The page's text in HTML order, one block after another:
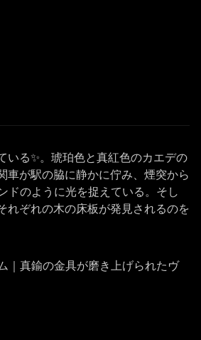
る✨。琥珀色と真紅色のカエデの
車が駅の脇に静かに佇み、煙突から
ドのように光を捉えている。そし
れぞれの木の床板が発見されるのを
｜真鍮の金具が磨き上げられたヴ